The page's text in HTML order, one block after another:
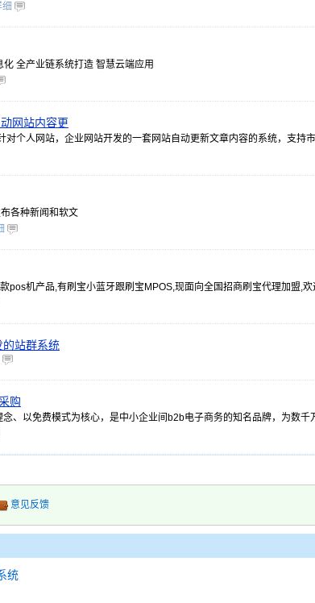
细
全产业链系统打造 智慧云端应用
网站内容更
对个人网站，企业网站开发的一套网站自动更新文章内容的系统，支
各种新闻和软文
pos机产品,有刷宝小蓝牙跟刷宝MPOS,现面向全国招商刷宝代理加盟,
的站群系统
购
、以免费模式为核心，是中小企业间b2b电子商务的知名品牌，为数
意见反馈
统